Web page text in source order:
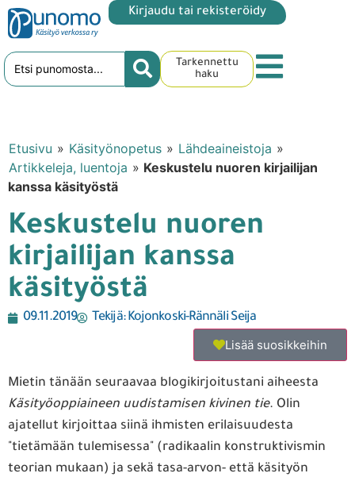
Kirjaudu tai rekisteröidy
Tarkennettu
haku
Etusivu » Käsityönopetus » Lähdeaineistoja »
Artikkeleja, luentoja » Keskustelu nuoren kirjailijan
kanssa käsityöstä
Keskustelu nuoren
kirjailijan kanssa
käsityöstä
09.11.2019 Tekijä:Kojonkoski-Rännäli Seija
Lisää suosikkeihin
Mietin tänään seuraavaa blogikirjoitustani aiheesta
Käsityöoppiaineen uudistamisen kivinen tie. Olin
ajatellut kirjoittaa siinä ihmisten erilaisuudesta
"tietämään tulemisessa" (radikaalin konstruktivismin
teorian mukaan) ja sekä tasa-arvon- että käsityön